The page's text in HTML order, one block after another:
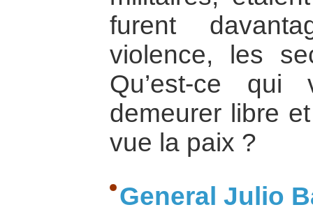
furent
violence, les
Qu’est-ce
demeurer libre
vue la paix ?
General Julio